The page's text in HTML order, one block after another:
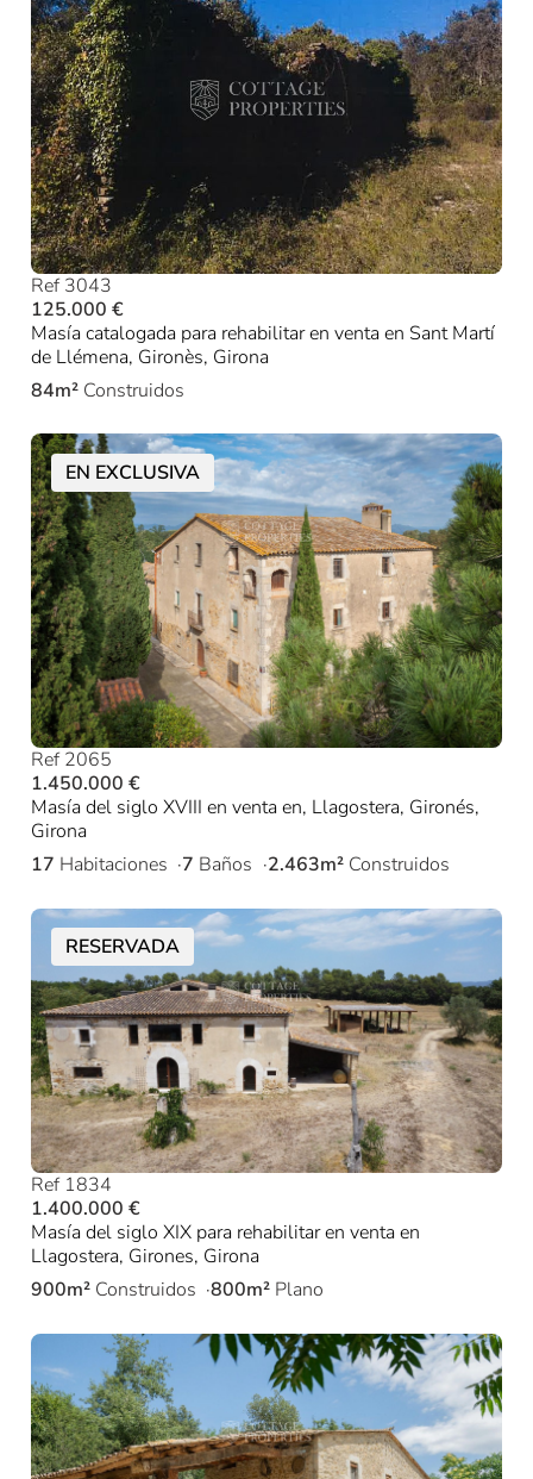
Ref 3043
125.000 €
Masía catalogada para rehabilitar en venta en Sant Martí
de Llémena, Gironès, Girona
84m² Construidos
EN EXCLUSIVA
Ref 2065
1.450.000 €
Masía del siglo XVIII en venta en, Llagostera, Gironés,
Girona
17 Habitaciones 7 Baños 2.463m² Construidos
RESERVADA
Ref 1834
1.400.000 €
Masía del siglo XIX para rehabilitar en venta en
Llagostera, Girones, Girona
900m² Construidos 800m² Plano